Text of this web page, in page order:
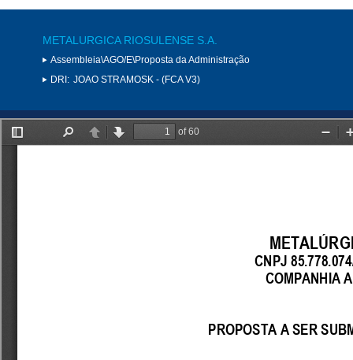
METALURGICA RIOSULENSE S.A.
Assembleia\AGO/E\Proposta da Administração
DRI: JOAO STRAMOSK - (FCA V3)